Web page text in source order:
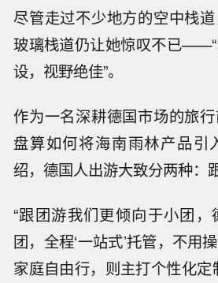
尽管走过不少地方的空中栈
玻璃栈道仍让她惊叹不已
设，视野绝佳”。
作为一名深耕德国市场的旅
盘算如何将海南雨林产品引
绍，德国人出游大致分两种：
“跟团游我们更倾向于小团
团，全程‘一站式’托管，不用
家庭自由行，则主打个性化定